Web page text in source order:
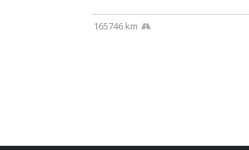
165746 km